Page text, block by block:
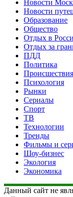
Новости
Новости
Образование
Общество
Отдых в
Отдых за
ПДД
Политика
Происшествия
Психология
Рынки
Сериалы
Спорт
ТВ
Технологии
Тренды
Фильмы и
Шоу-бизнес
Экология
Экономика
Данный сайт не